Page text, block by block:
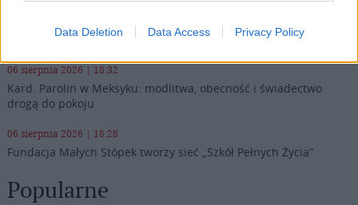
Data Deletion Data Access Privacy Policy
Biskupi Meksyku: stulecie Cristiady to czas łaski
06 sierpnia 2026 | 18:32
Kard. Parolin w Meksyku: modlitwa, obecność i świadectwo
drogą do pokoju
06 sierpnia 2026 | 18:28
Fundacja Małych Stópek tworzy sieć „Szkół Pełnych Życia”
Popularne